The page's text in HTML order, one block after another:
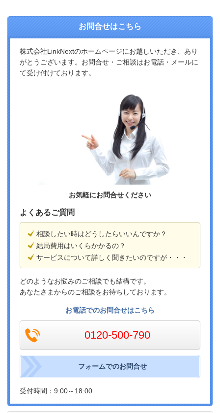
お問合せはこちら
株式会社LinkNextのホームページにお越しいただき、あり
がとうございます。お問合せ・ご相談はお電話・メールに
て受け付けております。
お気軽にお問合せください
よくあるご質問
相談したい時はどうしたらいいんですか？
結局費用はいくらかかるの？
サービスについて詳しく聞きたいのですが・・・
どのようなお悩みのご相談でも結構です。
あなたさまからのご相談をお待ちしております。
お電話でのお問合せはこちら
0120-500-790
フォームでのお問合せ
受付時間：9:00～18:00